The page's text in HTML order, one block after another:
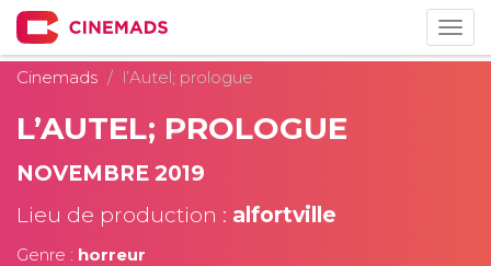
Cinemads
l’Autel; prologue
L’AUTEL; PROLOGUE
NOVEMBRE 2019
Lieu de production : alfortville
Genre : horreur